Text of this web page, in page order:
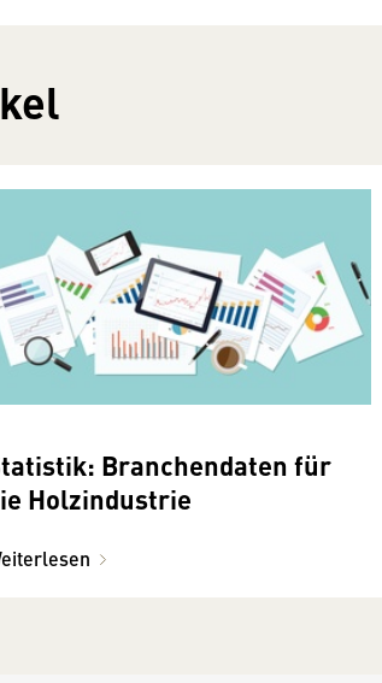
Branchendaten für
Holzindustrie